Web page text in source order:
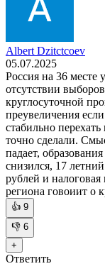
Albert Dzitсtсoev
05.07.2025
Россия на 36 месте
отсутствии
круглосуточной
преувеличения
стабильно
точно сделали.
падает,
снизился, 17
рублей и налоговая
региона говоиит о
👍 9
👎 6
+
Ответить